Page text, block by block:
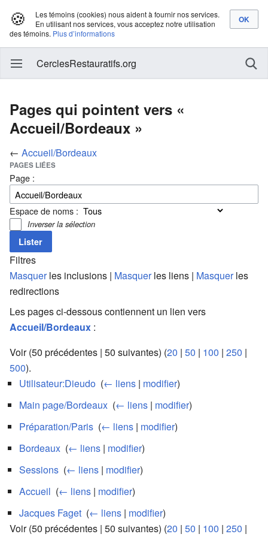
🍪
Les témoins (cookies) nous aident à fournir nos services.
En utilisant nos services, vous acceptez notre utilisation
des témoins. Plus d’informations
CerclesRestauratifs.org
Pages qui pointent vers «
Accueil/Bordeaux »
← Accueil/Bordeaux
PAGES LIÉES
Page :
Espace de noms :
Inverser la sélection
Filtres
Masquerles inclusions | Masquerles liens | Masquerles
redirections
Les pages ci-dessous contiennent un lien vers
Accueil/Bordeaux :
Voir (50 précédentes | 50 suivantes) (20 | 50 | 100 | 250 |
500).
Utilisateur:Dieudo (← liens | modifier)
Main page/Bordeaux (← liens | modifier)
Préparation/Paris (← liens | modifier)
Bordeaux (← liens | modifier)
Sessions (← liens | modifier)
Accueil (← liens | modifier)
Jacques Faget (← liens | modifier)
Voir (50 précédentes | 50 suivantes) (20 | 50 | 100 | 250 |